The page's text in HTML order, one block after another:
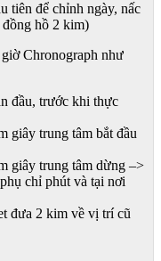
tiên để chỉnh ngày, nấc
hồ 2 kim)
Chronograph như
đầu, trước khi thực
giây trung tâm bắt đầu
giây trung tâm dừng –>
chỉ phút và tại nơi
đưa 2 kim về vị trí cũ